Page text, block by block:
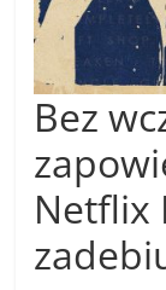
Bez
Netflix